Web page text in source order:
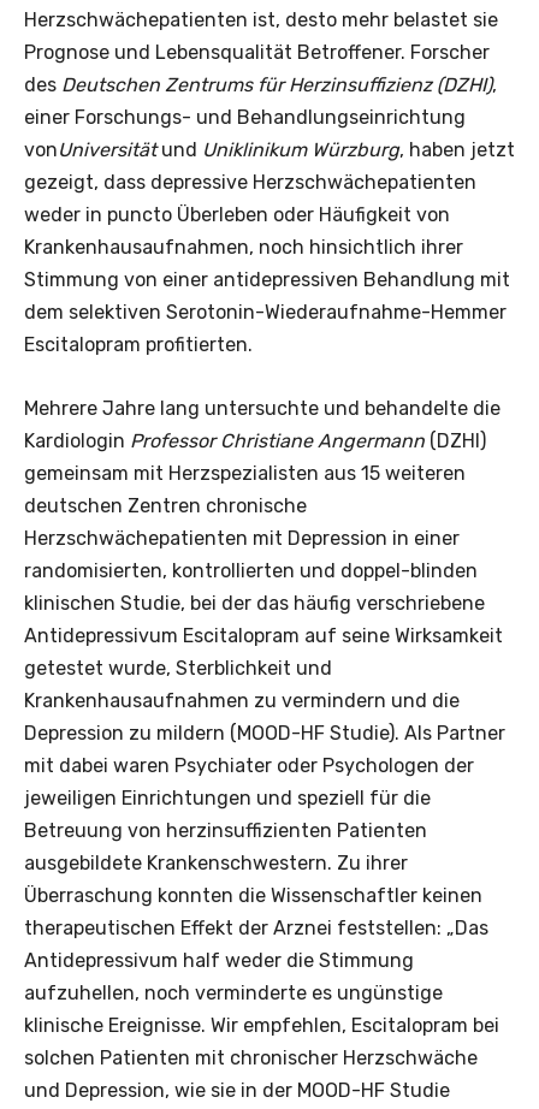
Herzschwächepatienten ist, desto mehr belastet sie
Prognose und Lebensqualität Betroffener. Forscher
des Deutschen Zentrums für Herzinsuffizienz (DZHI),
einer Forschungs- und Behandlungseinrichtung
vonUniversitätund Uniklinikum Würzburg, haben jetzt
gezeigt, dass depressive Herzschwächepatienten
weder in puncto Überleben oder Häufigkeit von
Krankenhausaufnahmen, noch hinsichtlich ihrer
Stimmung von einer antidepressiven Behandlung mit
dem selektiven Serotonin-Wiederaufnahme-Hemmer
Escitalopram profitierten.
Mehrere Jahre lang untersuchte und behandelte die
Kardiologin Professor Christiane Angermann (DZHI)
gemeinsam mit Herzspezialisten aus 15 weiteren
deutschen Zentren chronische
Herzschwächepatienten mit Depression in einer
randomisierten, kontrollierten und doppel-blinden
klinischen Studie, bei der das häufig verschriebene
Antidepressivum Escitalopram auf seine Wirksamkeit
getestet wurde, Sterblichkeit und
Krankenhausaufnahmen zu vermindern und die
Depression zu mildern (MOOD-HF Studie). Als Partner
mit dabei waren Psychiater oder Psychologen der
jeweiligen Einrichtungen und speziell für die
Betreuung von herzinsuffizienten Patienten
ausgebildete Krankenschwestern. Zu ihrer
Überraschung konnten die Wissenschaftler keinen
therapeutischen Effekt der Arznei feststellen: „Das
Antidepressivum half weder die Stimmung
aufzuhellen, noch verminderte es ungünstige
klinische Ereignisse. Wir empfehlen, Escitalopram bei
solchen Patienten mit chronischer Herzschwäche
und Depression, wie sie in der MOOD-HF Studie